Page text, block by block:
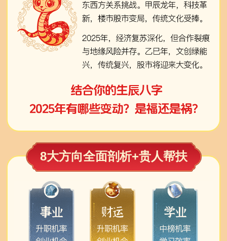
8大方向全面剖析+贵人帮扶